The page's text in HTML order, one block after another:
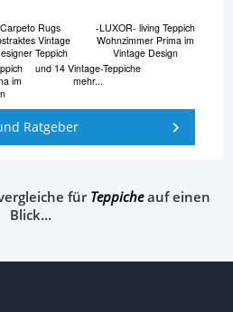
Carpeto Rugs
Vintage
Teppich
-LUXOR- living Teppich
Wohnzimmer Prima im
Vintage Design
im
und 14 Vintage-Teppiche
mehr...
Ratgeber
fürTeppicheauf einen
Blick…